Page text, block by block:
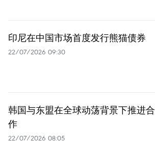
印尼在中国市场首度发行熊猫债券
22/07/2026 09:30
韩国与东盟在全球动荡背景下推进合
作
22/07/2026 08:05